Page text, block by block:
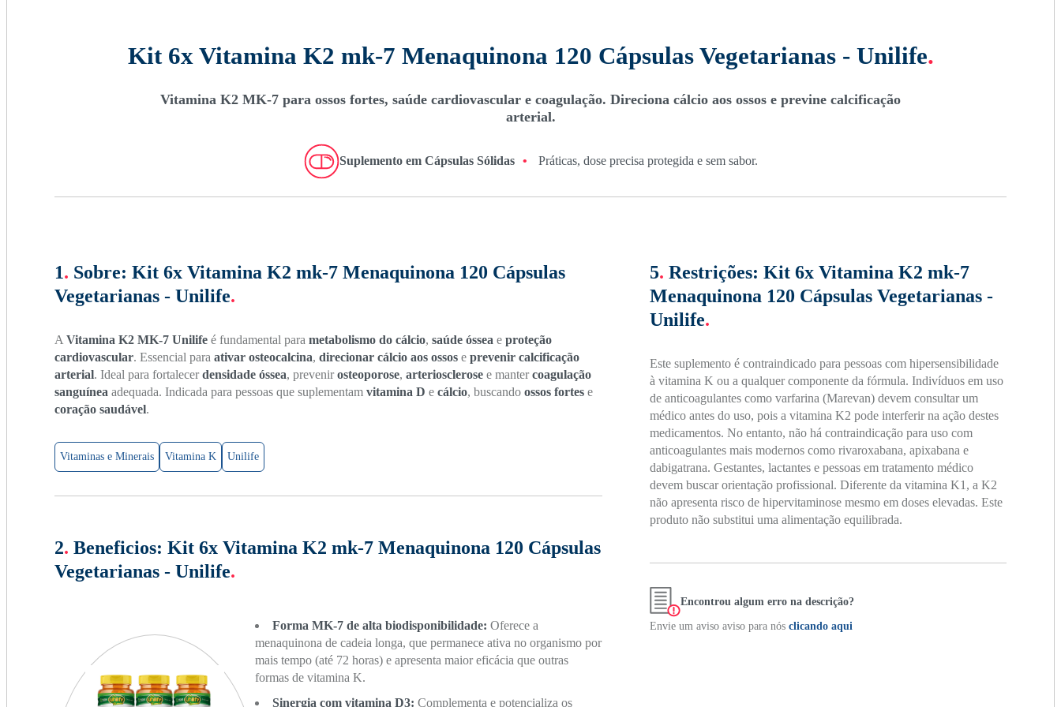
Kit 6x Vitamina K2 mk-7 Menaquinona 120 Cápsulas Vegetarianas - Unilife.
Vitamina K2 MK-7 para ossos fortes, saúde cardiovascular e coagulação. Direciona cálcio aos ossos e previne calcificação
arterial.
Suplemento em Cápsulas Sólidas • Práticas, dose precisa protegida e sem sabor.
1. Sobre: Kit 6x Vitamina K2 mk-7 Menaquinona 120 Cápsulas
Vegetarianas - Unilife.
A Vitamina K2 MK-7 Unilife é fundamental para metabolismo do cálcio, saúde óssea e proteção
cardiovascular. Essencial para ativar osteocalcina, direcionar cálcio aos ossos e prevenir calcificação
arterial. Ideal para fortalecerdensidade óssea, prevenirosteoporose, arteriosclerose e mantercoagulação
sanguínea adequada. Indicada para pessoas que suplementam vitamina D e cálcio, buscando ossos fortes e
coração saudável.
Vitaminas e Minerais Vitamina K Unilife
2. Beneficios: Kit 6x Vitamina K2 mk-7 Menaquinona 120 Cápsulas
Vegetarianas - Unilife.
Forma MK-7 de alta biodisponibilidade: Oferece a
menaquinona de cadeia longa, que permanece ativa no organismo por
mais tempo (até 72 horas) e apresenta maior eficácia que outras
formas de vitamina K.
Sinergia com vitamina D3: Complementa e potencializa os
5. Restrições: Kit 6x Vitamina K2 mk-7
Menaquinona 120 Cápsulas Vegetarianas -
Unilife.
Este suplemento é contraindicado para pessoas com hipersensibilidade
à vitamina K ou a qualquer componente da fórmula. Indivíduos em uso
de anticoagulantes como varfarina (Marevan) devem consultar um
médico antes do uso, pois a vitamina K2 pode interferir na ação destes
medicamentos. No entanto, não há contraindicação para uso com
anticoagulantes mais modernos como rivaroxabana, apixabana e
dabigatrana. Gestantes, lactantes e pessoas em tratamento médico
devem buscar orientação profissional. Diferente da vitamina K1, a K2
não apresenta risco de hipervitaminose mesmo em doses elevadas. Este
produto não substitui uma alimentação equilibrada.
Encontrou algum erro na descrição?
Envie um aviso aviso para nós clicando aqui